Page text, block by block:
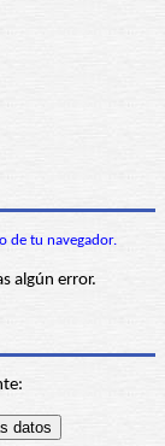
de tu navegador.
algún error.